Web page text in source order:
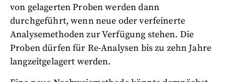
von gelagerten Proben werden dann
durchgeführt, wenn neue oder verfeinerte
Analysemethoden zur Verfügung stehen. Die
Proben dürfen für Re-Analysen bis zu zehn Jahre
langzeitgelagert werden.